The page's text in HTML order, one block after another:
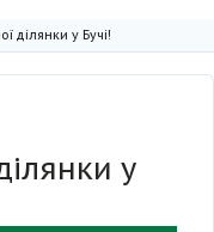
ділянки у Бучі!
у